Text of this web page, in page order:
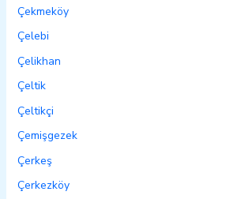
Çekmeköy
Çelebi
Çelikhan
Çeltik
Çeltikçi
Çemişgezek
Çerkeş
Çerkezköy